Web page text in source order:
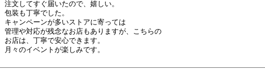
注文してすぐ届いたので、嬉しい。
包装も丁寧でした。
キャンペーンが多いストアに寄っては
管理や対応が残念なお店もありますが、こちらの
お店は、丁寧で安心できます。
月々のイベントが楽しみです。